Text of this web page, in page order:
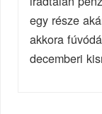
egy része
akkora
decemberi